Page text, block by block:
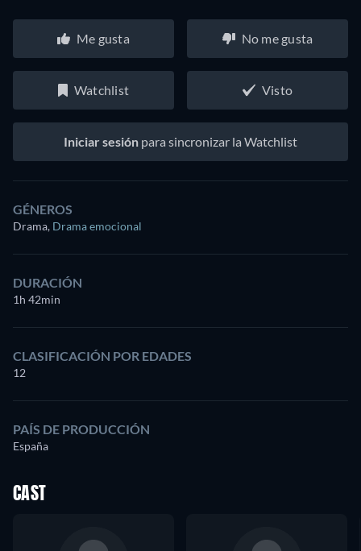
Me gusta No me gusta
Watchlist Visto
Iniciar sesión para sincronizar la Watchlist
GÉNEROS
Drama, Drama emocional
DURACIÓN
1h 42min
CLASIFICACIÓN POR EDADES
12
PAÍS DE PRODUCCIÓN
España
CAST